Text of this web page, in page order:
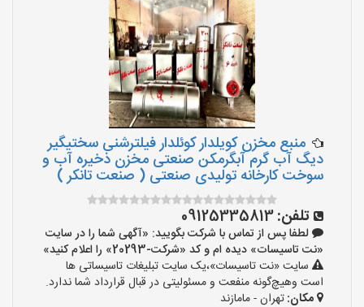
منبع مخزن کویلدار کوئلدار فیلترشنی سختیگیر
دیگ آب گرم آبگرمکن صنعتی مخزن ذخیره آب و
سوخت کارخانه تولیدی صنعتی ( صنعت تانکر )
تلفن:09125335813
لطفا پس از تماس با شرکت بگویید: «آگهی شما را در سایت
«نت تاسیسات» دیده ام و کد «شرکت-20293» را اعلام کنید»
سایت «نت تاسیسات»،یک سایت تبلیغات تاسیساتی ها
است وهیچ‌گونه منفعت و مسئولیتی در قبال قرارداد شما ندارد.
مکان:تهران - مامازند